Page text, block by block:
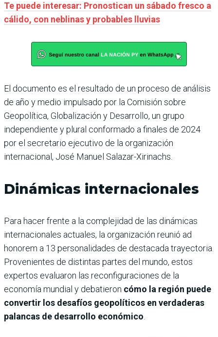
Te puede interesar: Pronostican un sábado fresco a
cálido, con neblinas y probables lluvias
El documento es el resultado de un proceso de análisis
de año y medio impulsado por la Comisión sobre
Geopolítica, Globalización y Desarrollo, un grupo
independiente y plural conformado a finales de 2024
por el secretario ejecutivo de la organización
internacional, José Manuel Salazar-Xirinachs.
Dinámicas internacionales
Para hacer frente a la complejidad de las dinámicas
internacionales actuales, la organización reunió ad
honorem a 13 personalidades de destacada trayectoria.
Provenientes de distintas partes del mundo, estos
expertos evaluaron las reconfiguraciones de la
economía mundial y debatieron cómo la región puede
convertir los desafíos geopolíticos en verdaderas
palancas de desarrollo económico